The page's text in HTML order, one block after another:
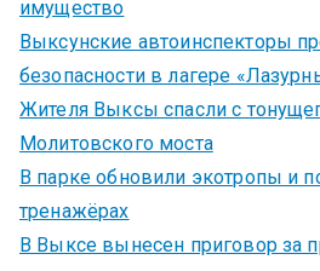
имущество
Выксунские автоинспекторы
безопасности в лагере
Жителя Выксы спасли с
Молитовского моста
В парке обновили экотропы и
тренажёрах
В Выксе вынесен приговор за